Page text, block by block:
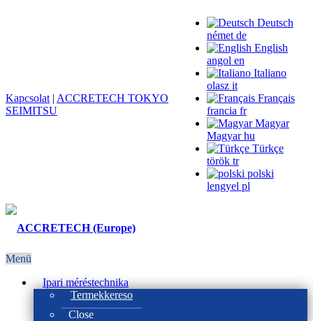
Deutsch
német de
English
angol en
Italiano
olasz it
Français
francia fr
Magyar
Magyar hu
Türkçe
török tr
polski
lengyel pl
Kapcsolat | ACCRETECH TOKYO
SEIMITSU
Menü
Ipari méréstechnika
Termekkereso
Close